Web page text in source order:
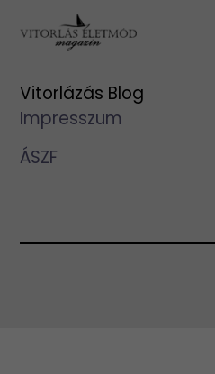
Vitorlázás Blog
Impresszum
ÁSZF